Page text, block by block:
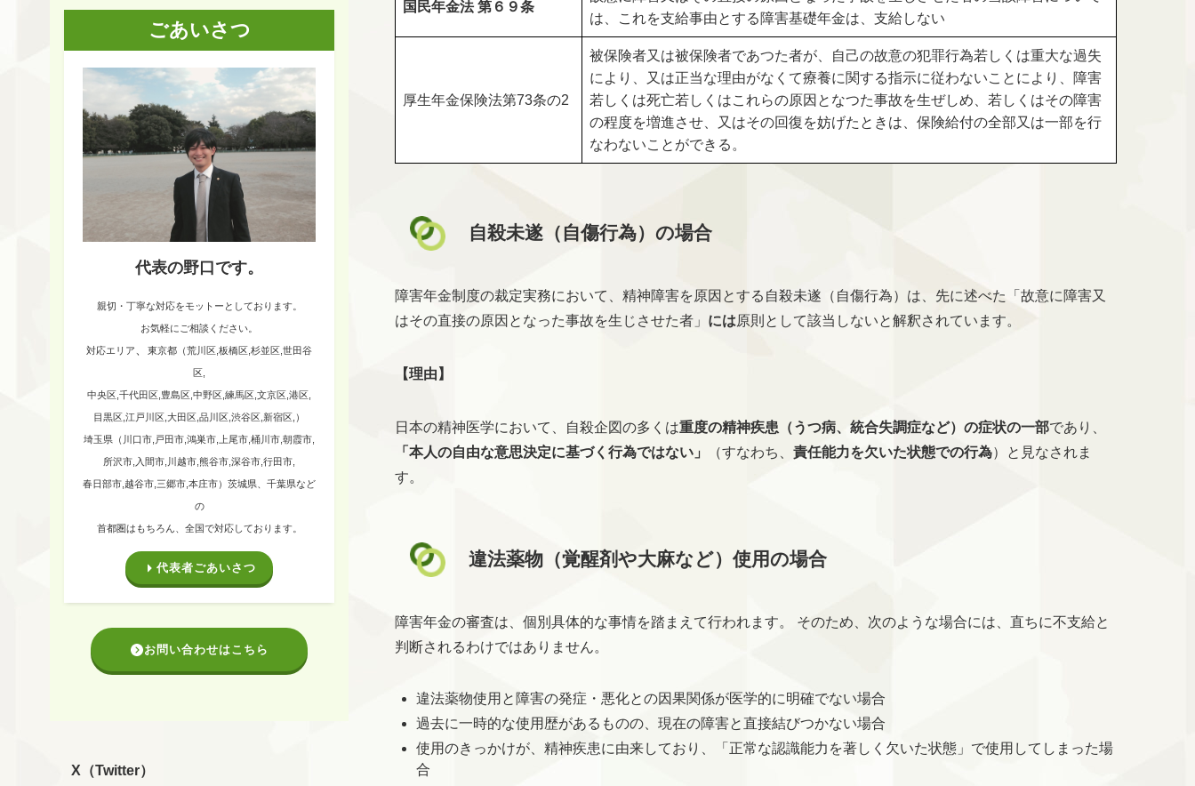
国民年金法 第６９条
は、これを支給事由とする障害基礎年金は、支給しない
厚生年金保険法第73条の2
被保険者又は被保険者であつた者が、自己の故意の犯罪行為若しくは重大な過失
により、又は正当な理由がなくて療養に関する指示に従わないことにより、障害
若しくは死亡若しくはこれらの原因となつた事故を生ぜしめ、若しくはその障害
の程度を増進させ、又はその回復を妨げたときは、保険給付の全部又は一部を行
なわないことができる。
自殺未遂（自傷行為）の場合
障害年金制度の裁定実務において、精神障害を原因とする自殺未遂（自傷行為）は、先に述べた「故意に障害又
はその直接の原因となった事故を生じさせた者」 には原則として該当しないと解釈されています。
【理由】
日本の精神医学において、自殺企図の多くは重度の精神疾患（うつ病、統合失調症など）の症状の一部であり、
「本人の自由な意思決定に基づく行為ではない」
（すなわち、 責任能力を欠いた状態での行為）と見なされま
す。
違法薬物（覚醒剤や大麻など）使用の場合
障害年金の審査は、個別具体的な事情を踏まえて行われます。 そのため、次のような場合には、直ちに不支給と
判断されるわけではありません。
違法薬物使用と障害の発症・悪化との因果関係が医学的に明確でない場合
過去に一時的な使用歴があるものの、現在の障害と直接結びつかない場合
使用のきっかけが、精神疾患に由来しており、「正常な認識能力を著しく欠いた状態」で使用してしまった場
合
ごあいさつ
代表の野口です。
親切・丁寧な対応をモットーとしております。
お気軽にご相談ください。
対応エリア 東京都（荒川区,板橋区,杉並区,世田谷
区,
中央区,千代田区,豊島区,中野区,練馬区,文京区,港区,
目黒区,江戸川区,大田区,品川区,渋谷区,新宿区,）
埼玉県（川口市,戸田市,鴻巣市,上尾市,桶川市,朝霞市,
所沢市,入間市,川越市,熊谷市,深谷市,行田市,
春日部市,越谷市,三郷市,本庄市） 茨城県、千葉県など
の
首都圏はもちろん、全国で対応しております。
代表者ごあいさつ
お問い合わせはこちら
X（Twitter）